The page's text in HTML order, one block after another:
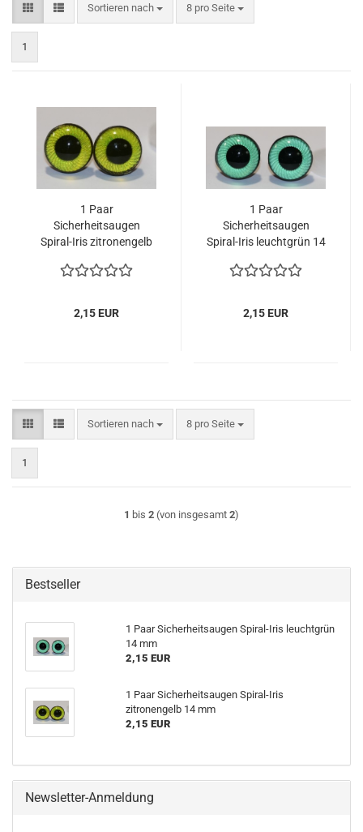
Sortieren nach
Sortieren nach 8 pro Seite
pro Seite
1
1 Paar
Sicherheitsaugen
Spiral-Iris zitronengelb
2,15 EUR
1 Paar
Sicherheitsaugen
Spiral-Iris leuchtgrün 14
2,15 EUR
Sortieren nach
Sortieren nach 8 pro Seite
pro Seite
1
1 bis 2 (von insgesamt 2)
Bestseller
1 Paar Sicherheitsaugen Spiral-Iris leuchtgrün
14 mm
2,15 EUR
1 Paar Sicherheitsaugen Spiral-Iris
zitronengelb 14 mm
2,15 EUR
Newsletter-Anmeldung